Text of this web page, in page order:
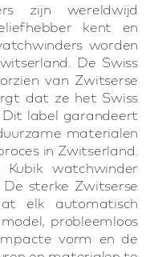
zijn wereldwijd
kent en
worden
De Swiss
van Zwitserse
dat ze het Swiss
label garandeert
materialen
in Zwitserland.
watchwinder
sterke Zwitserse
elk automatisch
probleemloos
vorm en de